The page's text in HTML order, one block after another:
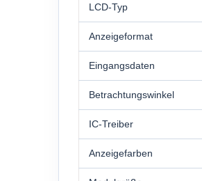
LCD-Typ
Anzeigeformat
Eingangsdaten
Betrachtungswinkel
IC-Treiber
Anzeigefarben